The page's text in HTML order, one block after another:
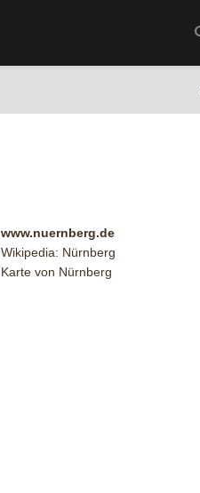
www.nuernberg.de
Wikipedia: Nürnberg
Karte von Nürnberg